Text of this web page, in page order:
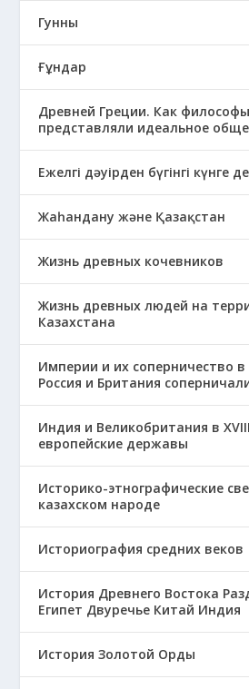
Гунны
Ғұндар
Древней Греции. Как
представляли идеальное
Ежелгі дәуірден бүгінгі күнге
Жаһандану және Қазақстан
Жизнь древных кочевников
Жизнь древных людей на
Казахстана
Империи и их соперничество в
Россия и Британия
Индия и Великобритания в
европейские державы
Историко-этнографические
казахском народе
Историография средних веков
История Древнего Востока
Египет Двуречье Китай Индия
История Золотой Орды